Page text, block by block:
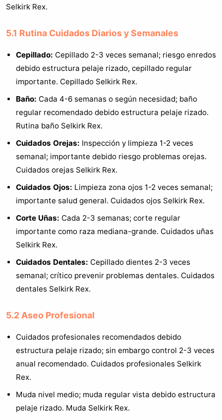
Selkirk Rex.
5.1 Rutina Cuidados Diarios y Semanales
Cepillado: Cepillado 2-3 veces semanal; riesgo enredos
debido estructura pelaje rizado, cepillado regular
importante. Cepillado Selkirk Rex.
Baño: Cada 4-6 semanas o según necesidad; baño
regular recomendado debido estructura pelaje rizado.
Rutina baño Selkirk Rex.
Cuidados Orejas: Inspección y limpieza 1-2 veces
semanal; importante debido riesgo problemas orejas.
Cuidados orejas Selkirk Rex.
Cuidados Ojos: Limpieza zona ojos 1-2 veces semanal;
importante salud general. Cuidados ojos Selkirk Rex.
Corte Uñas: Cada 2-3 semanas; corte regular
importante como raza mediana-grande. Cuidados uñas
Selkirk Rex.
Cuidados Dentales: Cepillado dientes 2-3 veces
semanal; crítico prevenir problemas dentales. Cuidados
dentales Selkirk Rex.
5.2 Aseo Profesional
Cuidados profesionales recomendados debido
estructura pelaje rizado; sin embargo control 2-3 veces
anual recomendado. Cuidados profesionales Selkirk
Rex.
Muda nivel medio; muda regular vista debido estructura
pelaje rizado. Muda Selkirk Rex.